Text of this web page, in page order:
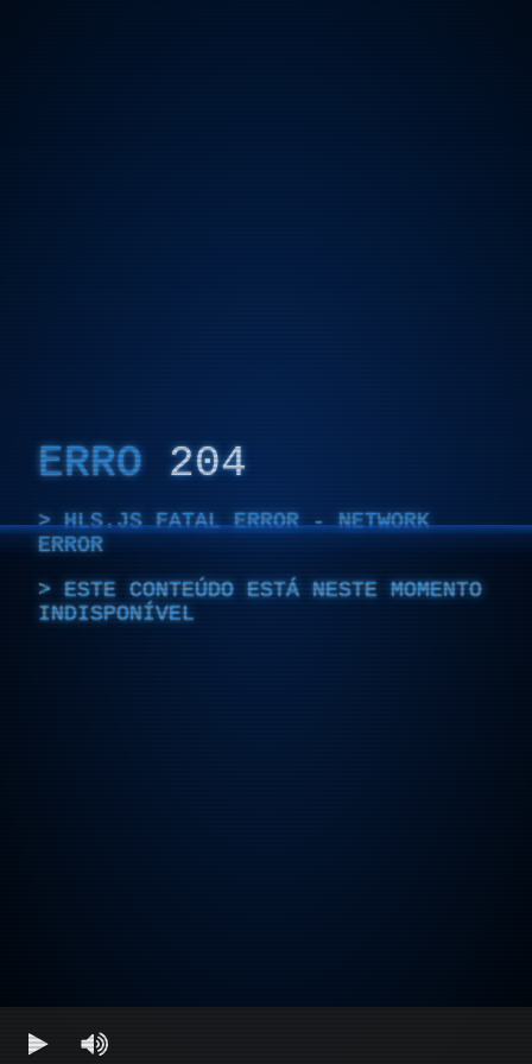
ERRO 204
HLS.JS FATAL ERROR - NETWORK
ERROR
ESTE CONTEÚDO ESTÁ NESTE MOMENTO
INDISPONÍVEL